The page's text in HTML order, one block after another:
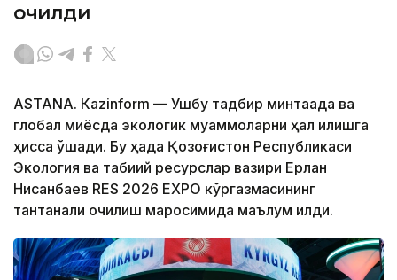
очилди
ASTANА. Кazinform — Ушбу тадбир минтақада ва
глобал миқёсда экологик муаммоларни ҳал қилишга
ҳисса қўшади. Бу ҳақда Қозоғистон Республикаси
Экология ва табиий ресурслар вазири Ерлан
Нисанбаев RES 2026 EXPO кўргазмасининг
тантанали очилиш маросимида маълум қилди.